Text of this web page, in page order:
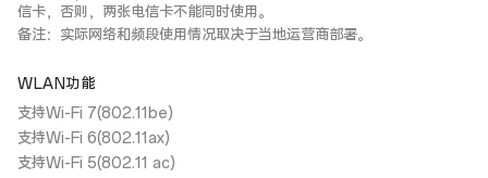
信卡，否则，两张电信卡不能同时使用。
备注：实际网络和频段使用情况取决于当地运营商部署。
WLAN功能
支持Wi-Fi 7(802.11be)
支持Wi-Fi 6(802.11ax)
支持Wi-Fi 5(802.11 ac)